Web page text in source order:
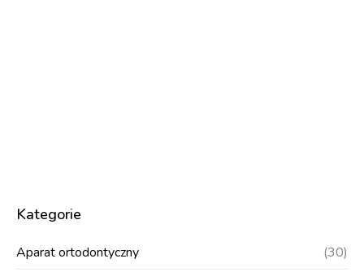
Kategorie
Aparat ortodontyczny
(30)